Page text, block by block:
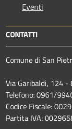
Eventi
CONTATTI
Comune di San
Via Garibaldi, 124 -
Telefono: 0961/
Codice Fiscale:
Partita IVA: